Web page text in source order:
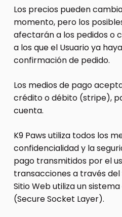
Los precios pueden
momento, pero los
afectarán a los pedidos o
a los que el Usuario ya
confirmación de pedido.
Los medios de pago
crédito o débito (stripe),
cuenta.
K9 Paws utiliza todos los
confidencialidad y la
pago transmitidos por el
transacciones a través del
Sitio Web utiliza un
(Secure Socket Layer).